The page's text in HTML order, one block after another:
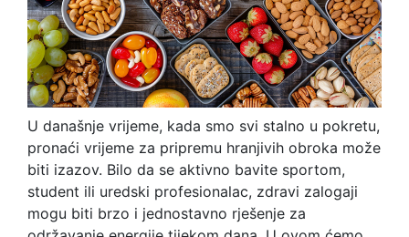
U današnje vrijeme, kada smo svi stalno u pokretu,
pronaći vrijeme za pripremu hranjivih obroka može
biti izazov. Bilo da se aktivno bavite sportom,
student ili uredski profesionalac, zdravi zalogaji
mogu biti brzo i jednostavno rješenje za